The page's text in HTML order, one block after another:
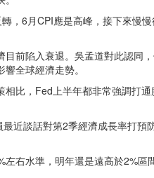
，6月CPI應是高峰，接下來慢
前陷入衰退。吳孟道對此認同
全球經濟走勢。
比，Fed上半年都非常強調打
近談話對第2季經濟成長率打
右水準，明年還是遠高於2%